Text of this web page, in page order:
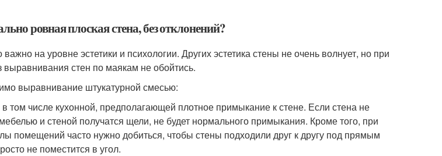
ровная плоская стена, без отклонений?
важно на уровне эстетики и психологии. Других эстетика стены не очень волнует, но при
выравнивания стен по маякам не обойтись.
выравнивание штукатурной смесью:
том числе кухонной, предполагающей плотное примыкание к стене. Если стена не
и стеной получатся щели, не будет нормального примыкания. Кроме того, при
помещений часто нужно добиться, чтобы стены подходили друг к другу под прямым
не поместится в угол.